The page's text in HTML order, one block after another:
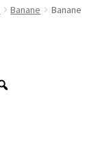
Banane
Banane